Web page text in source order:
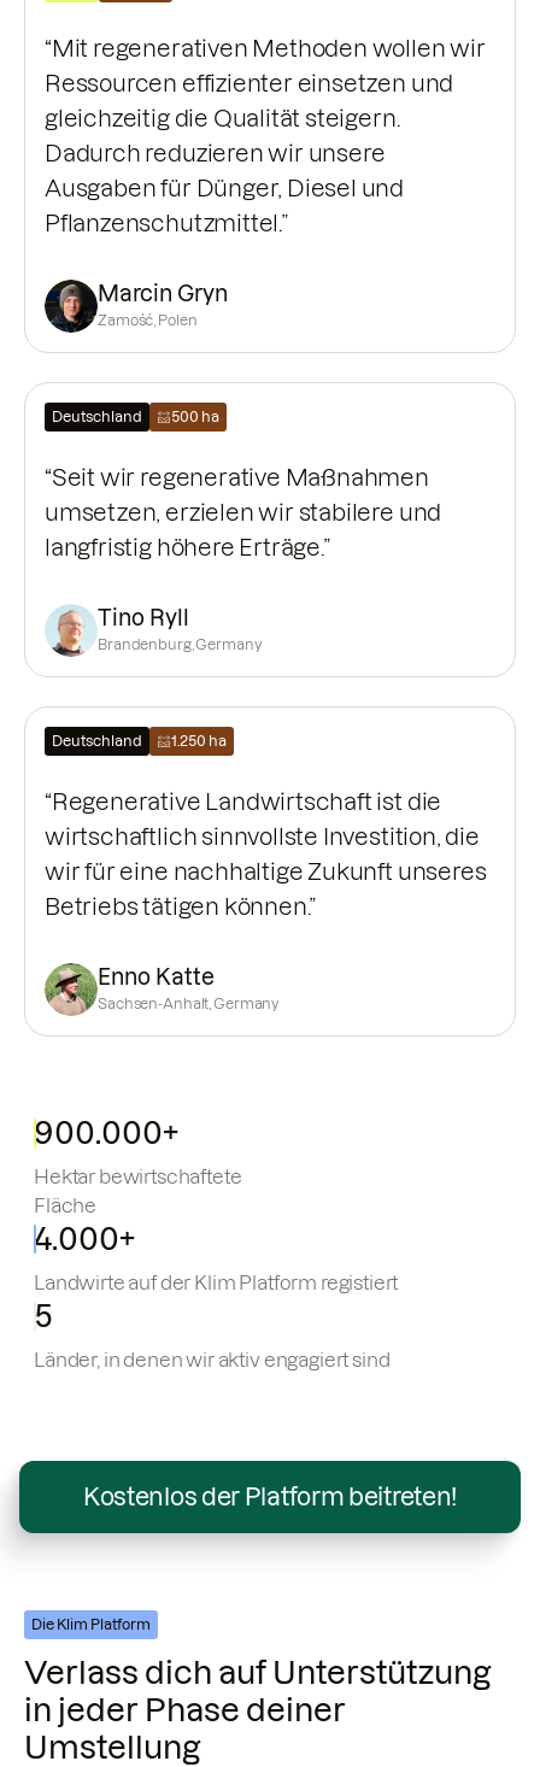
“Mit regenerativen Methoden wollen wir
Ressourcen effizienter einsetzen und
gleichzeitig die Qualität steigern.
Dadurch reduzieren wir unsere
Ausgaben für Dünger, Diesel und
Pflanzenschutzmittel.”
Marcin Gryn
Zamość, Polen
Deutschland 500 ha
“Seit wir regenerative Maßnahmen
umsetzen, erzielen wir stabilere und
langfristig höhere Erträge.”
Tino Ryll
Brandenburg, Germany
Deutschland 1.250 ha
“Regenerative Landwirtschaft ist die
wirtschaftlich sinnvollste Investition, die
wir für eine nachhaltige Zukunft unseres
Betriebs tätigen können.”
Enno Katte
Sachsen-Anhalt, Germany
900.000+
Hektar bewirtschaftete
Fläche
4.000+
Landwirte auf der Klim Platform registiert
5
Länder, in denen wir aktiv engagiert sind
Kostenlos der Platform beitreten!
Die Klim Platform
Verlass dich auf Unterstützung
in jeder Phase deiner
Umstellung